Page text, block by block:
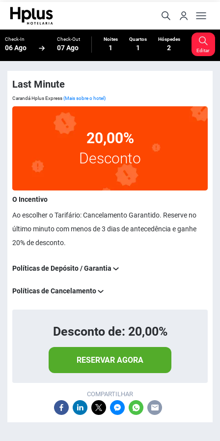
Check-In
06 Ago
Check-Out
07 Ago
Noites
1
Quartos
1
Hóspedes
2 Editar
Last Minute
Carandá Hplus Express(Mais sobre o hotel)
20,00%
Desconto
O Incentivo
Ao escolher o Tarifário: Cancelamento Garantido. Reserve no
último minuto com menos de 3 dias de antecedência e ganhe
20% de desconto.
Políticas de Depósito / Garantia
Políticas de Cancelamento
Desconto de: 20,00%
RESERVAR AGORA
COMPARTILHAR